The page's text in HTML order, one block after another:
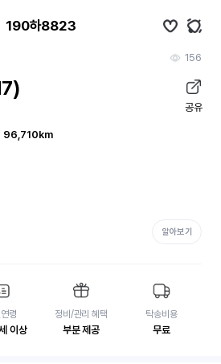
190하8823
156
공유
96,710km
알아보기
령
이상
정비/관리 혜택
부분 제공
탁송비용
무료